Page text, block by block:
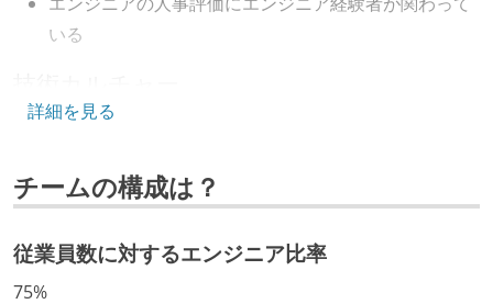
いる
CTO またはそれに準じる、技術やワークフローの標準
取締役（社内）または執行役員として、エンジニアリ
ング部門の人間が経営に参加している
経営トップがエンジニア出身、または現役のエンジニ
詳細を見る
チームの構成は？
従業員数に対するエンジニア比率
75%